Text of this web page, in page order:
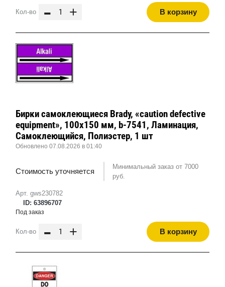
Кол-во - + В корзину
Арт. gws230782
ID: 63896707
Бирки самоклеющиеся Brady, «caution defective
equipment», 100x150 мм, b-7541, Ламинация,
Самоклеющийся, Полиэстер, 1 шт
Обновлено 07.08.2026 в 01:40
Стоимость уточняется
Минимальный заказ от 7000
руб.
Под заказ
Кол-во - + В корзину